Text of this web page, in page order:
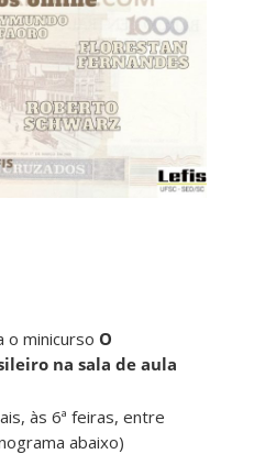
o minicurso O
na sala de aula
às 6ª feiras, entre
abaixo)